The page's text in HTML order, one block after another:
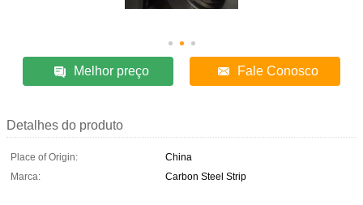
Melhor preço Fale Conosco
Detalhes do produto
Place of Origin:
China
Marca:
Carbon Steel Strip